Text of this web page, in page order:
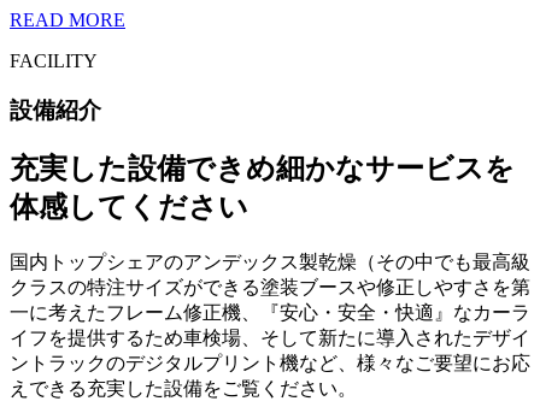
READ MORE
FACILITY
設備紹介
充実した設備できめ細かなサービスを
体感してください
国内トップシェアのアンデックス製乾燥（その中でも最高級
クラスの特注サイズができる塗装ブースや修正しやすさを第
一に考えたフレーム修正機、『安心・安全・快適』なカーラ
イフを提供するため車検場、そして新たに導入されたデザイ
ントラックのデジタルプリント機など、様々なご要望にお応
えできる充実した設備をご覧ください。